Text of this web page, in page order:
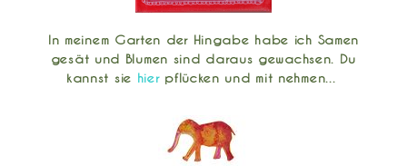
In meinem Garten der Hingabe habe ich Samen
gesät und Blumen sind daraus gewachsen. Du
kannst sie hierpflücken und mit nehmen...